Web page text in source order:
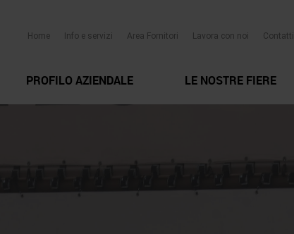
Home Info e servizi Area Fornitori Lavora con noi Contatti
PROFILO AZIENDALE LE NOSTRE FIERE